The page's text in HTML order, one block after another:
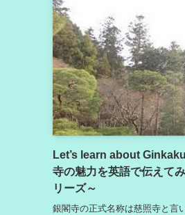
Let’s learn about
寺の魅力を英語で伝えて
リーズ～
銀閣寺の正式名称は慈照寺と言